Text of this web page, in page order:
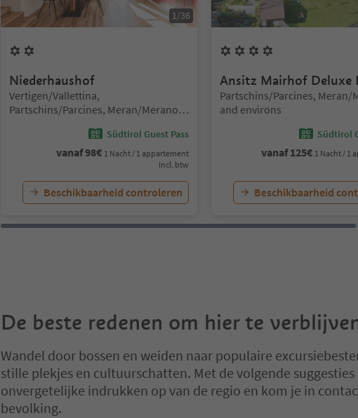
1/36
Niederhaushof
Locatie:
Vertigen/Vallettina,
Partschins/Parcines, Meran/Merano
Südtirol Guest Pass
vanaf98€ 1 Nacht / 1 appartement
Incl. btw
Beschikbaarheid controleren
Ansitz Mairhof Deluxe
Locatie:
Partschins/Parcines, Meran/
and environs
Südtirol
vanaf125€ 1 Nacht / 1
Beschikbaarheid
De beste redenen om hier te
Wandel door bossen en weiden naar populaire
stille plekjes en cultuurschatten. Met de volgende suggesties
onvergetelijke indrukken op van de regio en kom je in
bevolking.